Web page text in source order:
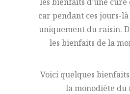
car pendant ces jours-
uniquement du raisin.
les bienfaits de la
Voici quelques
la monodiète du